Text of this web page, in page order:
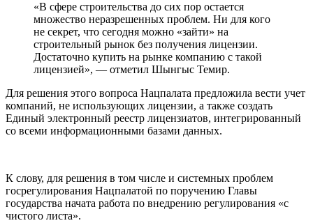
«В сфере строительства до сих пор остается
множество неразрешенных проблем. Ни для кого
не секрет, что сегодня можно «зайти» на
строительный рынок без получения лицензии.
Достаточно купить на рынке компанию с такой
лицензией», — отметил Шынгыс Темир.
Для решения этого вопроса Нацпалата предложила вести учет
компаний, не использующих лицензии, а также создать
Единый электронный реестр лицензиатов, интегрированный
со всеми информационными базами данных.
К слову, для решения в том числе и системных проблем
госрегулирования Нацпалатой по поручению Главы
государства начата работа по внедрению регулирования «с
чистого листа».